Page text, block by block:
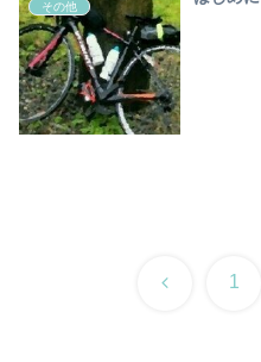
その他
前 1